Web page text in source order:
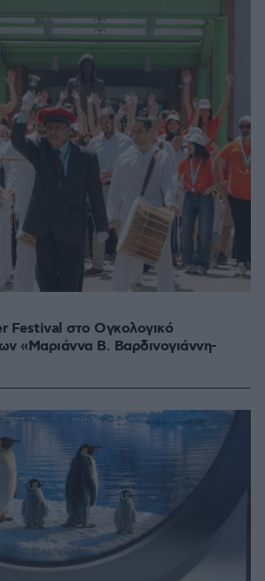
Festival στο Ογκολογικό
«Μαριάννα Β. Βαρδινογιάννη-